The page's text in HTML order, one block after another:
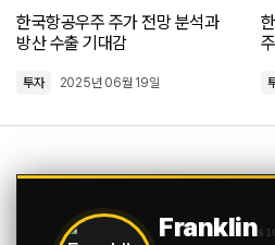
지노믹트리(+ 주가 전망 혁신적인 암 조
2025년 08월 24일 at 6:56 오전
일라이 릴리 주가 전망, 혁신적인 신약 파
한국항공우주 주가 전망 분석과
방산 수출 기대감
투자 2025년 06월 19일
Franklin